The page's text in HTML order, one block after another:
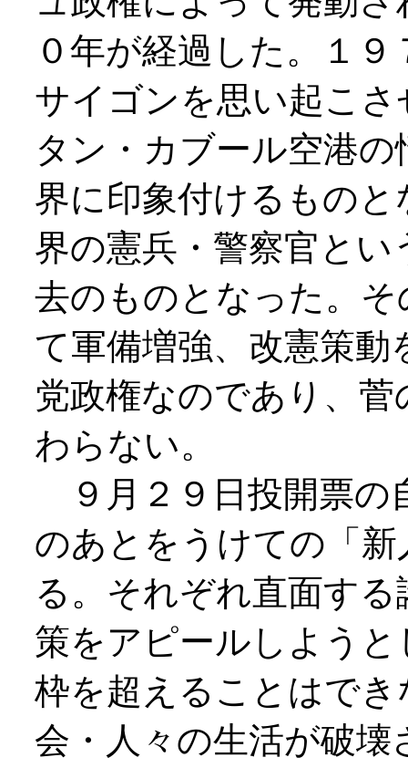
０年が経過した。１
サイゴンを思い起こ
タン・カブール空港
界に印象付けるもの
界の憲兵・警察官と
去のものとなった。
て軍備増強、改憲策
党政権なのであり、
わらない。
９月２９日投開票の
のあとをうけての「
る。それぞれ直面す
策をアピールしよう
枠を超えることはで
会・人々の生活が破